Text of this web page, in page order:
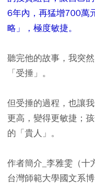
6年內，再猛增700萬
略」，極度敏捷。
聽完他的故事，我突
「受捶」。
但受捶的過程，也讓
更高，變得更敏捷；
的「貴人」。
作者簡介_李雅雯（十
台灣師範大學國文系